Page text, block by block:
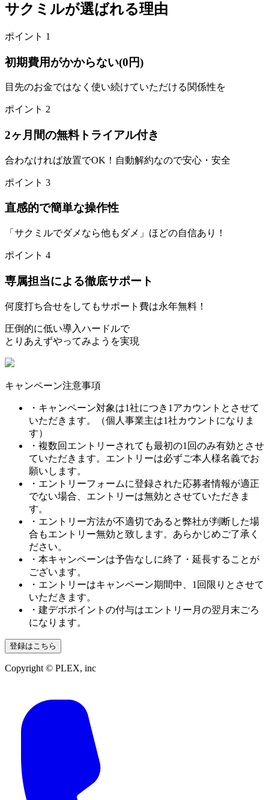
サクミルが選ばれる理由
ポイント 1
初期費用がかからない(0円)
目先のお金ではなく使い続けていただける関係性を
ポイント 2
2ヶ月間の無料トライアル付き
合わなければ放置でOK！自動解約なので安心・安全
ポイント 3
直感的で簡単な操作性
「サクミルでダメなら他もダメ」ほどの自信あり！
ポイント 4
専属担当による徹底サポート
何度打ち合せをしてもサポート費は永年無料！
圧倒的に低い導入ハードルで
とりあえずやってみようを実現
キャンペーン注意事項
・キャンペーン対象は1社につき1アカウントとさせて
いただきます。（個人事業主は1社カウントになりま
す）
・複数回エントリーされても最初の1回のみ有効とさせ
ていただきます。エントリーは必ずご本人様名義でお
願いします。
・エントリーフォームに登録された応募者情報が適正
でない場合、エントリーは無効とさせていただきま
す。
・エントリー方法が不適切であると弊社が判断した場
合もエントリー無効と致します。あらかじめご了承く
ださい。
・本キャンペーンは予告なしに終了・延長することが
ございます。
・エントリーはキャンペーン期間中、1回限りとさせて
いただきます。
・建デポポイントの付与はエントリー月の翌月末ごろ
になります。
登録はこちら
Copyright © PLEX, inc